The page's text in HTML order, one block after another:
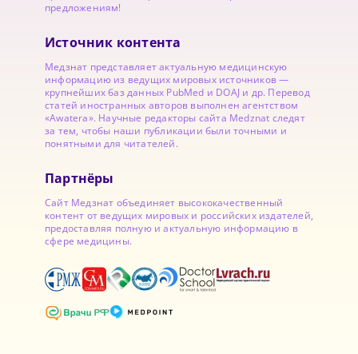
предложениям!
Источник контента
Медзнат представляет актуальную медицинскую
информацию из ведущих мировых источников —
крупнейших баз данных PubMed и DOAJ и др. Перевод
статей иностранных авторов выполнен агентством
«Awatera». Научные редакторы сайта Medznat следят
за тем, чтобы наши публикации были точными и
понятными для читателей.
Партнёры
Сайт Медзнат объединяет высококачественный
контент от ведущих мировых и российских издателей,
предоставляя полную и актуальную информацию в
сфере медицины.